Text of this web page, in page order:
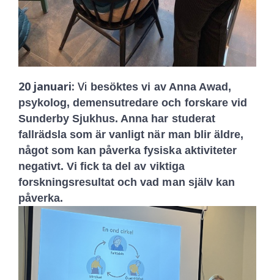
20 januari: Vi besöktes vi av Anna Awad,
psykolog, demensutredare och forskare vid
Sunderby Sjukhus. Anna har studerat
fallrädsla som är vanligt när man blir äldre,
något som kan påverka fysiska aktiviteter
negativt. Vi fick ta del av viktiga
forskningsresultat och vad man själv kan
påverka.